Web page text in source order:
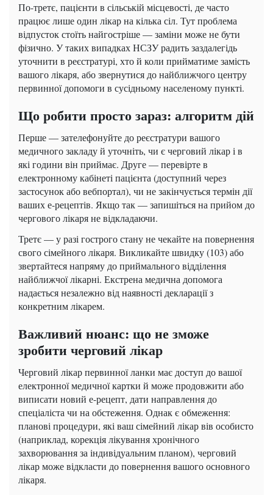
По-третє, пацієнти в сільській місцевості, де часто
працює лише один лікар на кілька сіл. Тут проблема
відпусток стоїть найгостріше — заміни може не бути
фізично. У таких випадках НСЗУ радить заздалегідь
уточнити в реєстратурі, хто й коли прийматиме замість
вашого лікаря, або звернутися до найближчого центру
первинної допомоги в сусідньому населеному пункті.
Що робити просто зараз: алгоритм дій
Перше — зателефонуйте до реєстратури вашого
медичного закладу й уточніть, чи є черговий лікар і в
які години він приймає. Друге — перевірте в
електронному кабінеті пацієнта (доступний через
застосунок або вебпортал), чи не закінчується термін дії
ваших е-рецептів. Якщо так — запишіться на прийом до
чергового лікаря не відкладаючи.
Третє — у разі гострого стану не чекайте на повернення
свого сімейного лікаря. Викликайте швидку (103) або
звертайтеся напряму до приймального відділення
найближчої лікарні. Екстрена медична допомога
надається незалежно від наявності декларації з
конкретним лікарем.
Важливий нюанс: що не зможе
зробити черговий лікар
Черговий лікар первинної ланки має доступ до вашої
електронної медичної картки й може продовжити або
виписати новий е-рецепт, дати направлення до
спеціаліста чи на обстеження. Однак є обмеження:
планові процедури, які ваш сімейний лікар вів особисто
(наприклад, корекція лікування хронічного
захворювання за індивідуальним планом), черговий
лікар може відкласти до повернення вашого основного
лікаря.